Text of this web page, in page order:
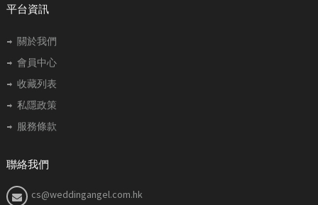
平台資訊
關於我們
會員中心
收藏列表
私隱政策
服務條款
聯絡我們
cs@weddingangel.com.hk